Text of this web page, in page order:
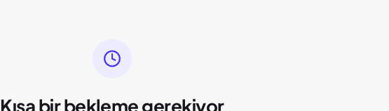
Kısa bir bekleme gerekiyor